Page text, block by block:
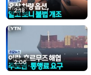
2:18
2:06